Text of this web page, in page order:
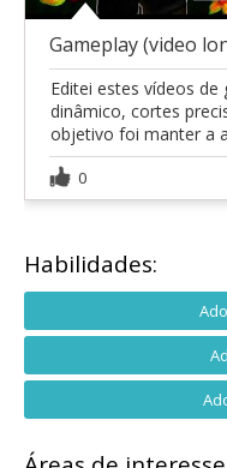
Gameplay (video
Editei estes vídeos
dinâmico, cortes
objetivo foi manter a
0
Habilidades: